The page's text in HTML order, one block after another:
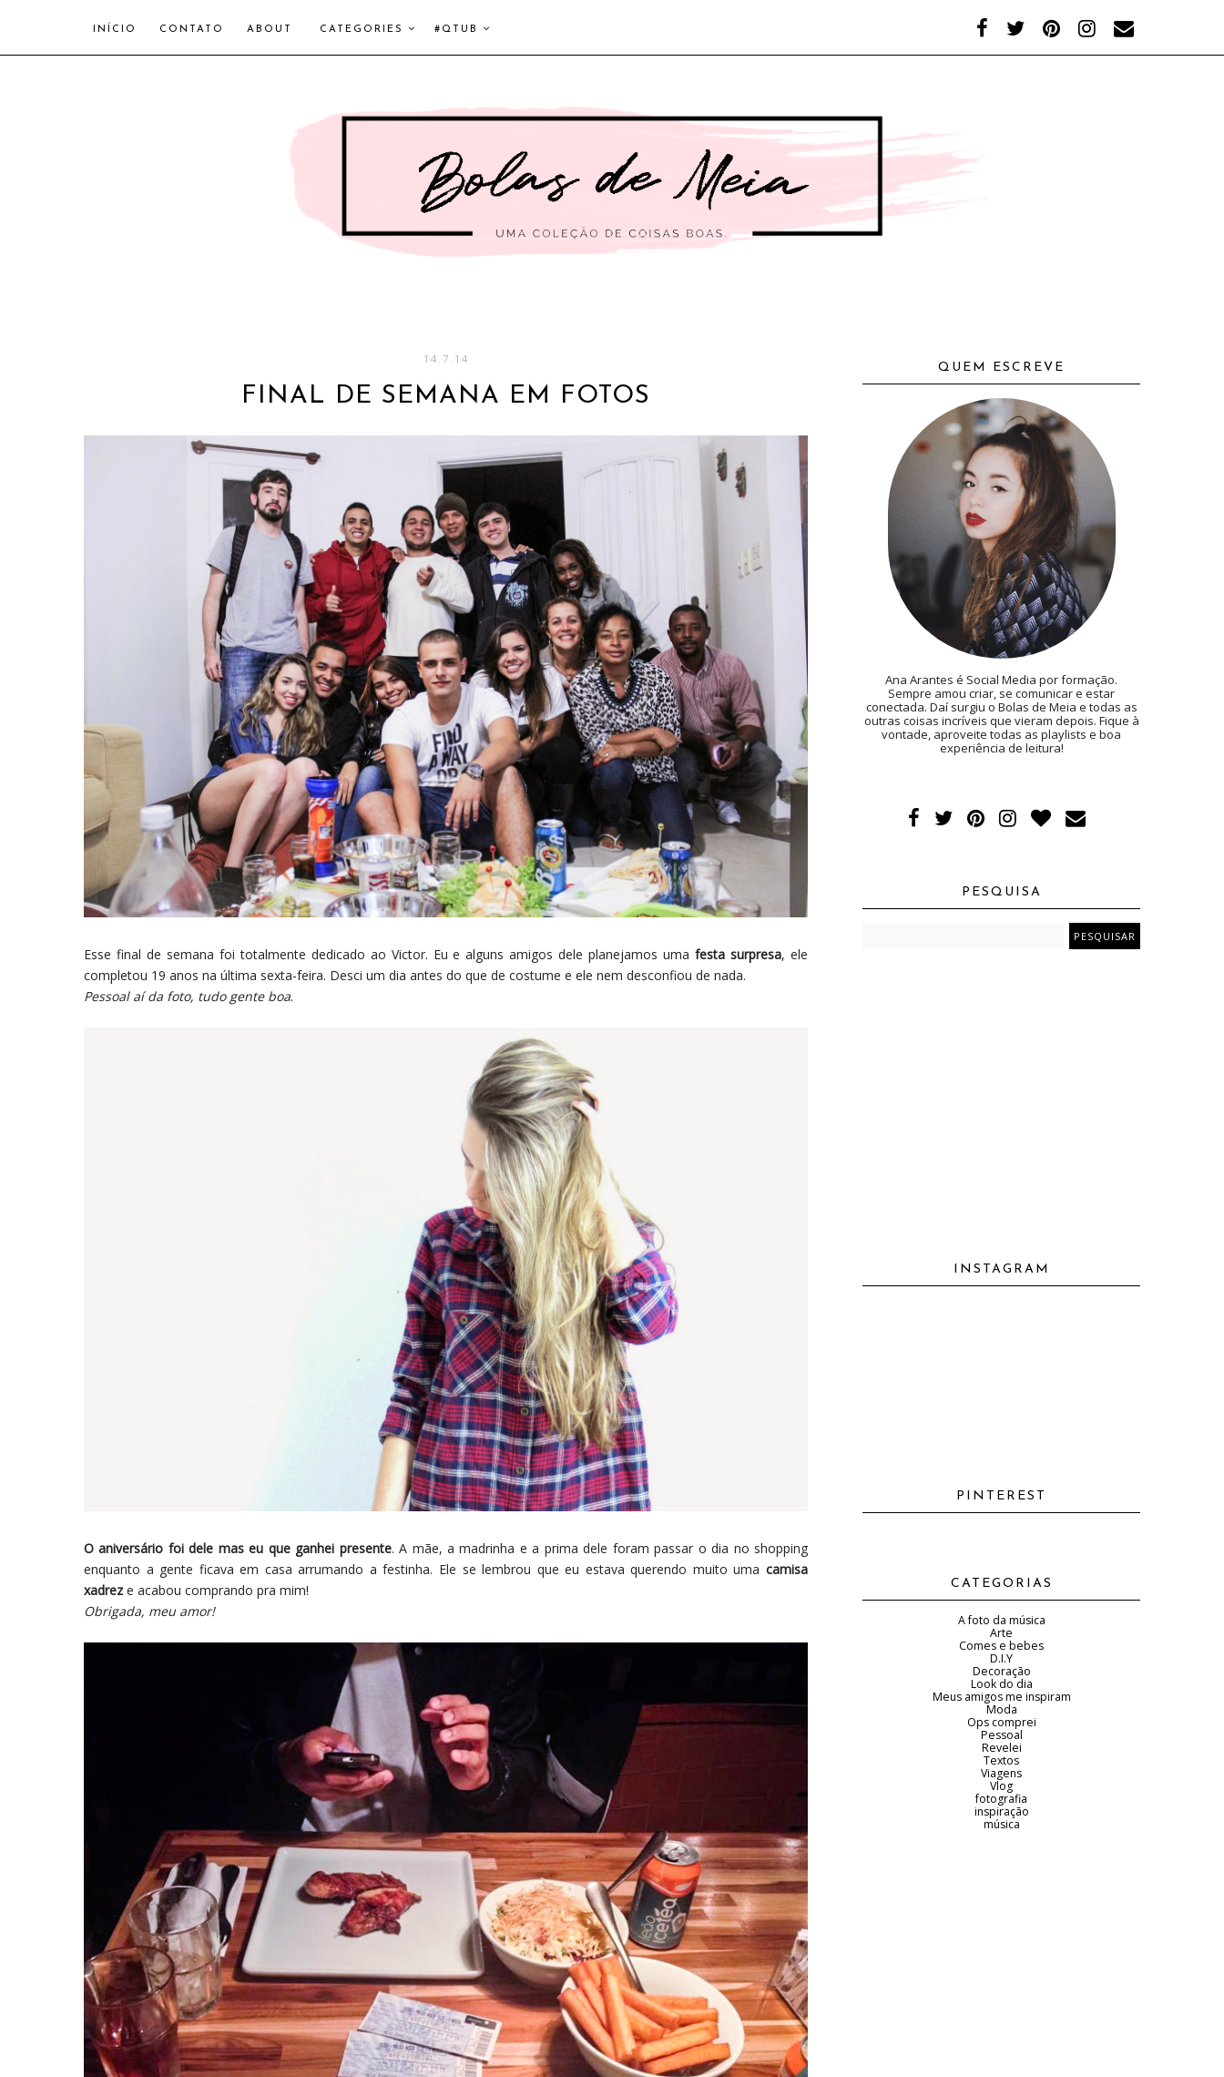
INÍCIO CONTATO ABOUT CATEGORIES #QTUB
14.7.14
FINAL DE SEMANA EM FOTOS
Esse final de semana foi totalmente dedicado ao Victor. Eu e alguns amigos dele planejamos umafesta surpresa, ele
completou 19 anos na última sexta-feira. Desci um dia antes do que de costume e ele nem desconfiou de nada.
Pessoal aí da foto, tudo gente boa.
O aniversário foi dele mas eu que ganhei presente. A mãe, a madrinha e a prima dele foram passar o dia no shopping
enquanto a gente ficava em casa arrumando a festinha. Ele se lembrou que eu estava querendo muito uma camisa
xadreze acabou comprando pra mim!
Obrigada, meu amor!
QUEM ESCREVE
Ana Arantes é Social Media por formação.
Sempre amou criar, se comunicar e estar
conectada. Daí surgiu o Bolas de Meia e todas as
outras coisas incríveis que vieram depois. Fique à
vontade, aproveite todas as playlists e boa
experiência de leitura!
PESQUISA
INSTAGRAM
PINTEREST
CATEGORIAS
A foto da música
Arte
Comes e bebes
D.I.Y
Decoração
Look do dia
Meus amigos me inspiram
Moda
Ops comprei
Pessoal
Revelei
Textos
Viagens
Vlog
fotografia
inspiração
música